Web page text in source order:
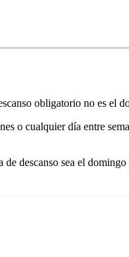
obligatorio no es el
o cualquier día entre
descanso sea el